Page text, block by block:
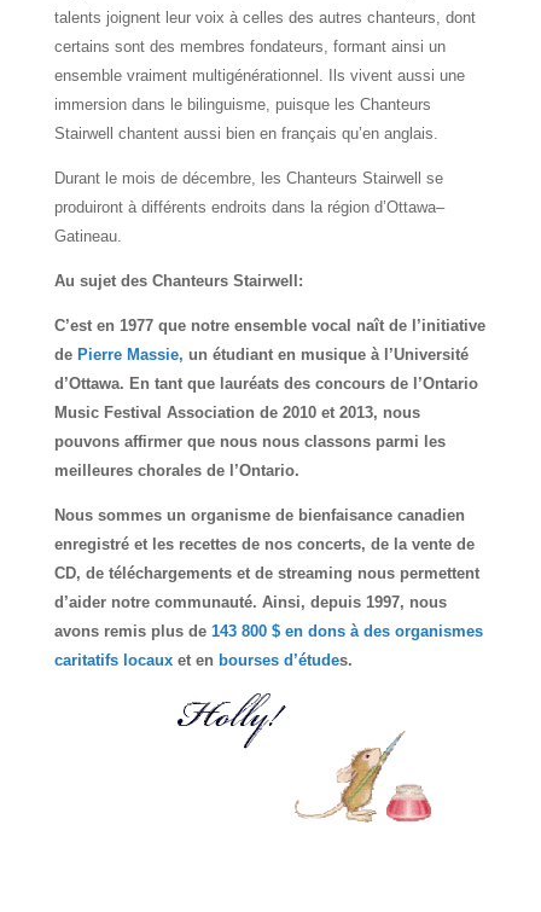
talents joignent leur voix à celles des autres chanteurs, dont
certains sont des membres fondateurs, formant ainsi un
ensemble vraiment multigénérationnel. Ils vivent aussi une
immersion dans le bilinguisme, puisque les Chanteurs
Stairwell chantent aussi bien en français qu’en anglais.
Durant le mois de décembre, les Chanteurs Stairwell se
produiront à différents endroits dans la région d’Ottawa–
Gatineau.
Au sujet des Chanteurs Stairwell:
C’est en 1977 que notre ensemble vocal naît de l’initiative
de Pierre Massie, un étudiant en musique à l’Université
d’Ottawa. En tant que lauréats des concours de l’Ontario
Music Festival Association de 2010 et 2013, nous
pouvons affirmer que nous nous classons parmi les
meilleures chorales de l’Ontario.
Nous sommes un organisme de bienfaisance canadien
enregistré et les recettes de nos concerts, de la vente de
CD, de téléchargements et de streaming nous permettent
d’aider notre communauté. Ainsi, depuis 1997, nous
avons remis plus de 143 800 $ en dons à des organismes
caritatifs locauxet en bourses d’études.